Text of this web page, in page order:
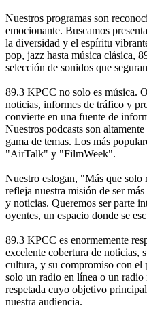
Nuestros programas son
emocionante. Buscamos
la diversidad y el espíritu
pop, jazz hasta música clásica,
selección de sonidos que
89.3 KPCC no solo es música.
noticias, informes de tráfico y
convierte en una fuente de
Nuestros podcasts son
gama de temas. Los más
"AirTalk" y "FilmWeek".
Nuestro eslogan, "Más que
refleja nuestra misión de ser
y noticias. Queremos ser parte
oyentes, un espacio donde se
89.3 KPCC es enormemente
excelente cobertura de noticias,
cultura, y su compromiso con el
solo un radio en línea o un
respetada cuyo objetivo
nuestra audiencia.